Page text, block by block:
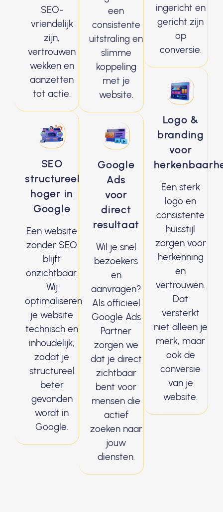
SEO-
vriendelijk
zijn,
vertrouwen
wekken en
aanzetten
tot actie.
SEO
structureel
hoger in
Google
Een website
zonder SEO
blijft
onzichtbaar.
Wij
optimaliseren
je website
technisch en
inhoudelijk,
zodat je
structureel
beter
gevonden
wordt in
Google.
een
consistente
uitstraling en
slimme
koppeling
met je
website.
Google
Ads
voor
direct
resultaat
Wil je snel
bezoekers
en
aanvragen?
Als officieel
Google Ads
Partner
zorgen we
dat je direct
zichtbaar
bent voor
mensen die
actief
zoeken naar
jouw
diensten.
ingericht en
gericht zijn
op
conversie.
Logo &
branding
voor
Een sterk
logo en
consistente
huisstijl
zorgen voor
herkenning
en
vertrouwen.
Dat
versterkt
niet alleen je
merk, maar
ook de
conversie
van je
website.